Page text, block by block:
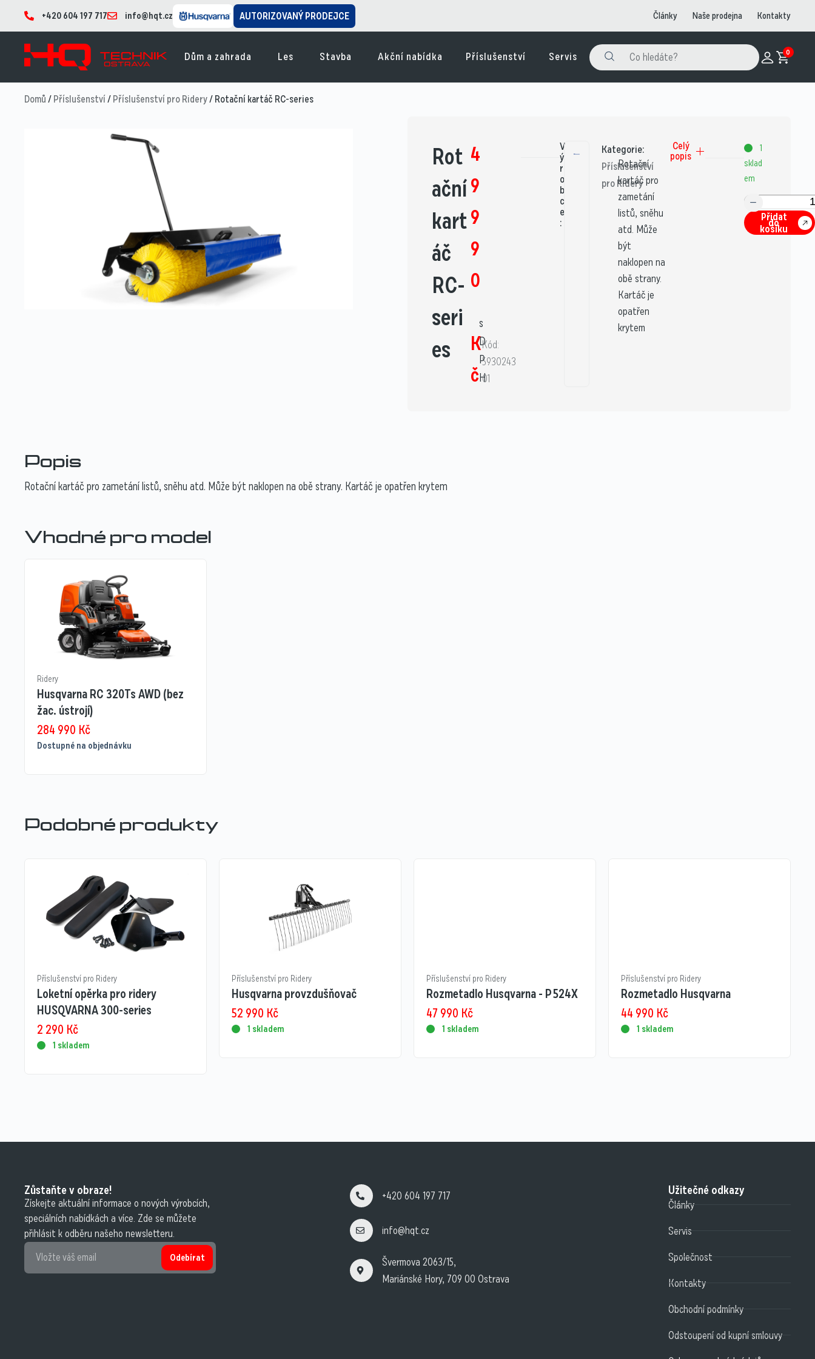
+420 604 197 717 info@hqt.cz AUTORIZOVANÝ PRODEJCE Články Naše prodejna Kontakty
Dům a zahrada Les Stavba Akční nabídka Příslušenství Servis 0
Domů/Příslušenství/Příslušenství pro Ridery/ Rotační kartáč RC-series
Rot
ační
kart
áč
RC-
seri
es
4
9
9
9
0
K
č
s
D
P
H
Kód:
5930243
01
V
ý
r
o
b
c
e
:
Kategorie:
Příslušenství
pro Ridery
Rotační
kartáč pro
zametání
listů, sněhu
atd. Může
být
naklopen na
obě strany.
Kartáč je
opatřen
krytem
Celý
popis
1
sklad
em
Přidat
do
košíku
Popis
Rotační kartáč pro zametání listů, sněhu atd. Může být naklopen na obě strany. Kartáč je opatřen krytem
Vhodné pro model
Ridery
Husqvarna RC 320Ts AWD (bez
žac. ústrojí)
284 990 Kč
Dostupné na objednávku
Podobné produkty
Příslušenství pro Ridery
Loketní opěrka pro ridery
HUSQVARNA 300-series
2 290 Kč
1 skladem
Příslušenství pro Ridery
Husqvarna provzdušňovač
52 990 Kč
1 skladem
Příslušenství pro Ridery
Rozmetadlo Husqvarna - P 524X
47 990 Kč
1 skladem
Příslušenství pro Ridery
Rozmetadlo Husqvarna
44 990 Kč
1 skladem
Zůstaňte v obraze!
Získejte aktuální informace o nových výrobcích,
speciálních nabídkách a více. Zde se můžete
přihlásit k odběru našeho newsletteru.
Odebírat
+420 604 197 717
info@hqt.cz
Švermova 2063/15,
Mariánské Hory, 709 00 Ostrava
Užitečné odkazy
Články
Servis
Společnost
Kontakty
Obchodní podmínky
Odstoupení od kupní smlouvy